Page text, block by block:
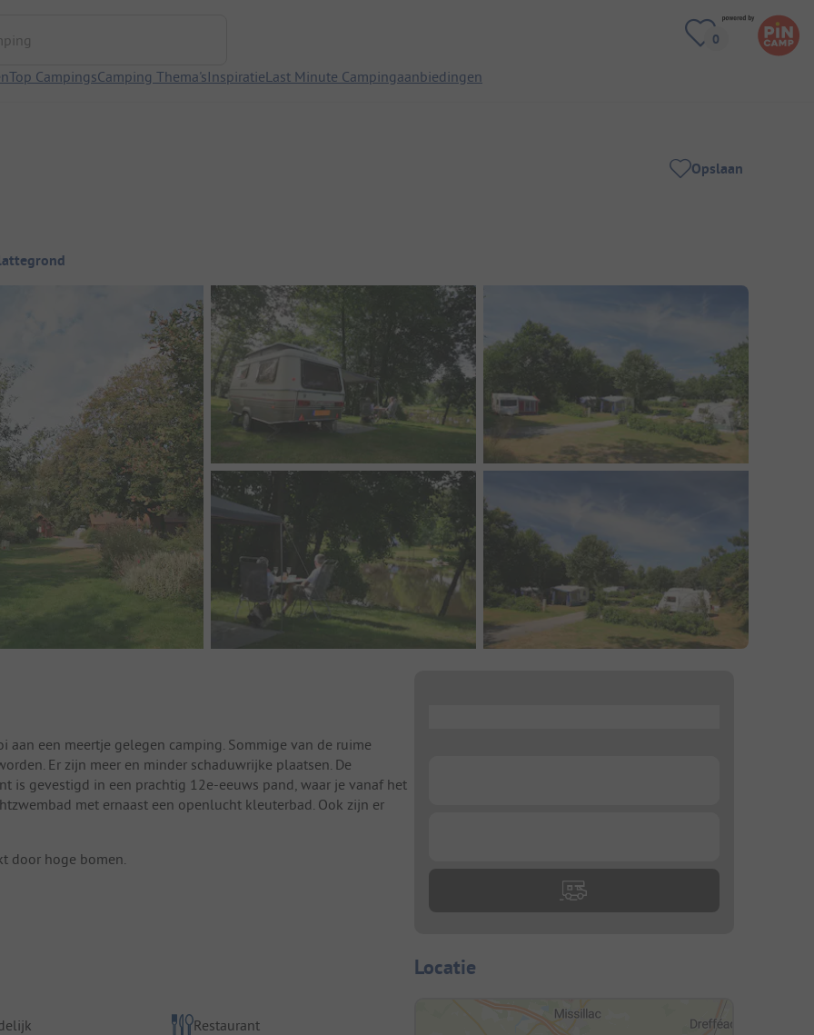
Top CampingsCamping Thema'sInspiratieLast Minute Campingaanbiedingen
Opslaan
een meertje gelegen camping. Sommige van de ruime
Er zijn meer en minder schaduwrijke plaatsen. De
is gevestigd in een prachtig 12e-eeuws pand, waar je vanaf het
met ernaast een openlucht kleuterbad. Ook zijn er
door hoge bomen.
Restaurant
Locatie